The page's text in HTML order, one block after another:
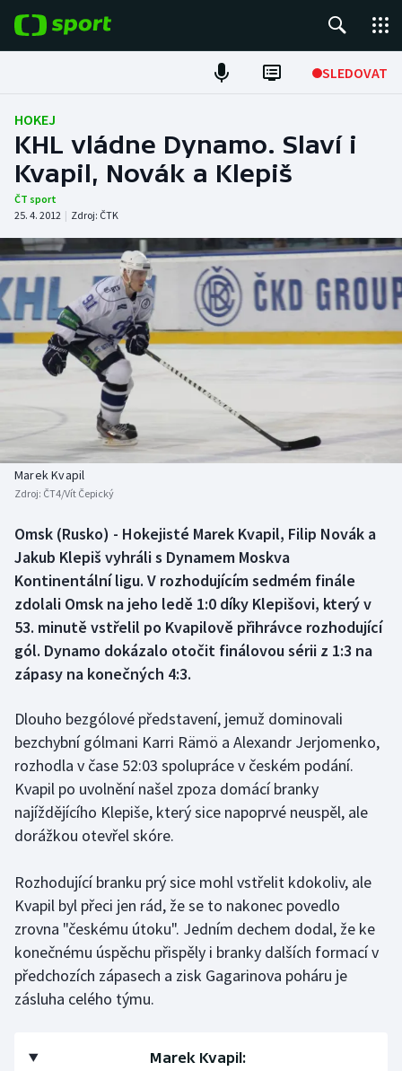
SLEDOVAT
Fotbal
Hokej
Tenis
Atletika
Cyklistika
DALŠÍ SPORTY
Americký fotbal
Baseball a softbal
Basketbal
Biatlon
Boby a skeleton
Box
Curling
Dostihy
Florbal
Futsal
Golf
Gymnastika
Házená
Jezdectví
Judo
Lezení
NEPŘEHLÉDNĚTE
Soutěže
Historické návraty
Aplikace ČT sport
AZ kvíz
HOKEJ
KHL vládne Dynamo. Slaví i
Kvapil, Novák a Klepiš
ČT sport
25. 4. 2012 | Zdroj: ČTK
Marek Kvapil
Zdroj: ČT4/Vít Čepický
Omsk (Rusko) - Hokejisté Marek Kvapil, Filip Novák a
Jakub Klepiš vyhráli s Dynamem Moskva
Kontinentální ligu. V rozhodujícím sedmém finále
zdolali Omsk na jeho ledě 1:0 díky Klepišovi, který v
53. minutě vstřelil po Kvapilově přihrávce rozhodující
gól. Dynamo dokázalo otočit finálovou sérii z 1:3 na
zápasy na konečných 4:3.
Dlouho bezgólové představení, jemuž dominovali
bezchybní gólmani Karri Rämö a Alexandr Jerjomenko,
rozhodla v čase 52:03 spolupráce v českém podání.
Kvapil po uvolnění našel zpoza domácí branky
najíždějícího Klepiše, který sice napoprvé neuspěl, ale
dorážkou otevřel skóre.
Rozhodující branku prý sice mohl vstřelit kdokoliv, ale
Kvapil byl přeci jen rád, že se to nakonec povedlo
zrovna "českému útoku". Jedním dechem dodal, že ke
konečnému úspěchu přispěly i branky dalších formací v
předchozích zápasech a zisk Gagarinova poháru je
zásluha celého týmu.
Marek Kvapil: